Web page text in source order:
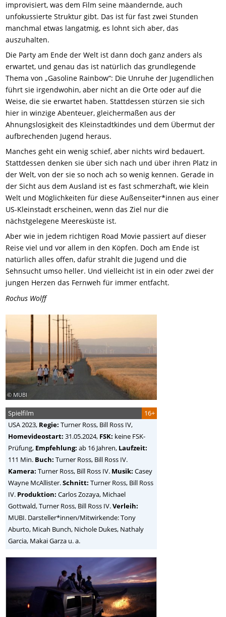
improvisiert, was dem Film seine mäandernde, auch
unfokussierte Struktur gibt. Das ist für fast zwei Stunden
manchmal etwas langatmig, es lohnt sich aber, das
auszuhalten.
Die Party am Ende der Welt ist dann doch ganz anders als
erwartet, und genau das ist natürlich das grundlegende
Thema von „Gasoline Rainbow“: Die Unruhe der Jugendlichen
führt sie irgendwohin, aber nicht an die Orte oder auf die
Weise, die sie erwartet haben. Stattdessen stürzen sie sich
hier in winzige Abenteuer, gleichermaßen aus der
Ahnungslosigkeit des Kleinstadtkindes und dem Übermut der
aufbrechenden Jugend heraus.
Manches geht ein wenig schief, aber nichts wird bedauert.
Stattdessen denken sie über sich nach und über ihren Platz in
der Welt, von der sie so noch ach so wenig kennen. Gerade in
der Sicht aus dem Ausland ist es fast schmerzhaft, wie klein
Welt und Möglichkeiten für diese Außenseiter*innen aus einer
US-Kleinstadt erscheinen, wenn das Ziel nur die
nächstgelegene Meeresküste ist.
Aber wie in jedem richtigen Road Movie passiert auf dieser
Reise viel und vor allem in den Köpfen. Doch am Ende ist
natürlich alles offen, dafür strahlt die Jugend und die
Sehnsucht umso heller. Und vielleicht ist in ein oder zwei der
jungen Herzen das Fernweh für immer entfacht.
Rochus Wolff
© MUBI
16+
Spielfilm
USA2023, Regie: Turner Ross, Bill Ross IV,
Homevideostart: 31.05.2024, FSK: keine FSK-
Prüfung, Empfehlung: ab 16 Jahren, Laufzeit:
111 Min. Buch: Turner Ross, Bill Ross IV.
Kamera: Turner Ross, Bill Ross IV. Musik: Casey
Wayne McAllister.Schnitt: Turner Ross, Bill Ross
IV. Produktion: Carlos Zozaya, Michael
Gottwald, Turner Ross, Bill Ross IV.Verleih:
MUBI. Darsteller*innen/Mitwirkende: Tony
Aburto, Micah Bunch, Nichole Dukes, Nathaly
Garcia, Makai Garza u. a.